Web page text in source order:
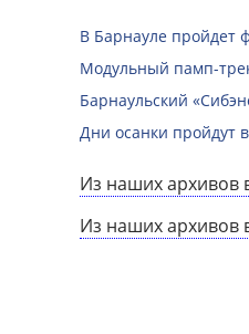
В Барнауле пройдет
Модульный памп-
Барнаульский
Дни осанки пройдут
Из наших архивов
Из наших архивов